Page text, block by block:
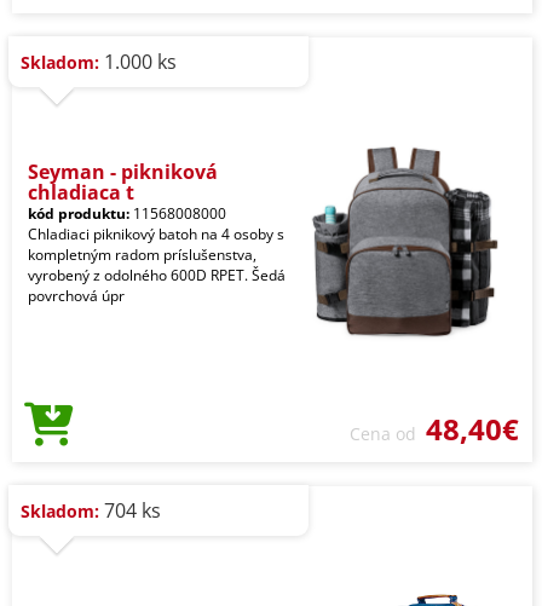
Skladom: 1.000 ks
Seyman - pikniková
chladiaca t
kód produktu: 11568008000
Chladiaci piknikový batoh na 4 osoby s
kompletným radom príslušenstva,
vyrobený z odolného 600D RPET. Šedá
povrchová úpr
Cena od 48,40€
Skladom: 704 ks